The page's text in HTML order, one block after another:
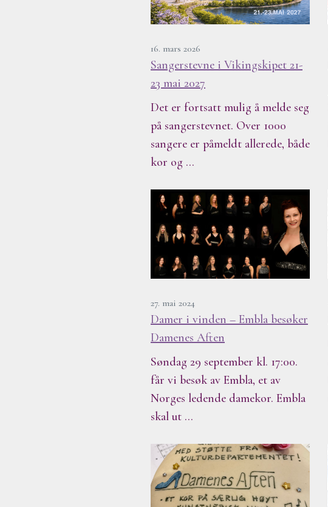
16. mars 2026
Sangerstevne i Vikingskipet 21-
23 mai 2027
Det er fortsatt mulig å melde seg
på sangerstevnet. Over 1000
sangere er påmeldt allerede, både
kor og …
27. mai 2024
Damer i vinden – Embla besøker
Damenes Aften
Søndag 29 september kl. 17:00.
får vi besøk av Embla, et av
Norges ledende damekor. Embla
skal ut …